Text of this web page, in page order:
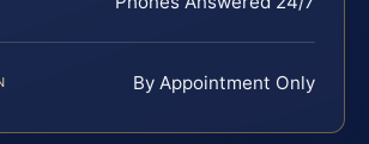
By Appointment Only